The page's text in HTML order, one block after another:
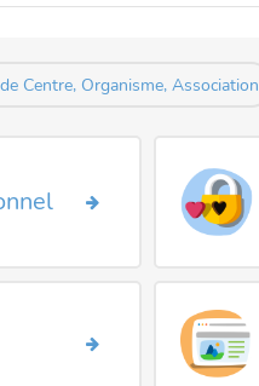
Centre, Organisme, Association